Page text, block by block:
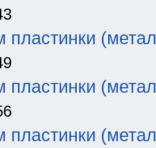
пластинки
пластинки
пластинки